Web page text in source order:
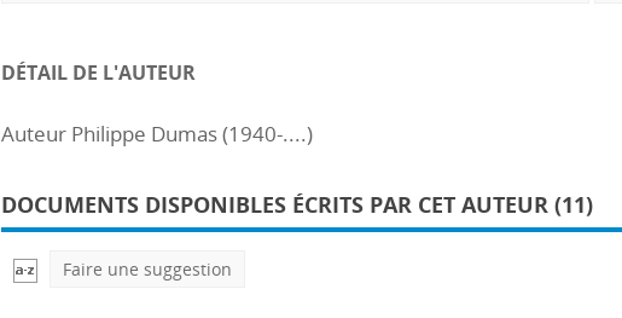
DÉTAIL DE L'AUTEUR
Auteur Philippe Dumas (1940-....)
DOCUMENTS DISPONIBLES ÉCRITS PAR CET AUTEUR (11)
Faire une suggestion